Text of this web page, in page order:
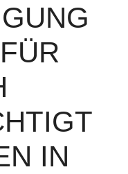
IN